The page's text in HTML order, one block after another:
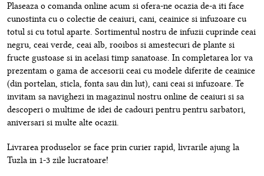
Plaseaza o comanda online acum si ofera-ne ocazia de-a iti face
cunostinta cu o colectie de ceaiuri, cani, ceainice si infuzoare cu
totul si cu totul aparte. Sortimentul nostru de infuzii cuprinde ceai
negru, ceai verde, ceai alb, rooibos si amestecuri de plante si
fructe gustoase si in acelasi timp sanatoase. In completarea lor va
prezentam o gama de accesorii ceai cu modele diferite de ceainice
(din portelan, sticla, fonta sau din lut), cani ceai si infuzoare. Te
invitam sa navighezi in magazinul nostru online de ceaiuri si sa
descoperi o multime de idei de cadouri pentru pentru sarbatori,
aniversari si multe alte ocazii.
Livrarea produselor se face prin curier rapid, livrarile ajung la
Tuzla in 1-3 zile lucratoare!